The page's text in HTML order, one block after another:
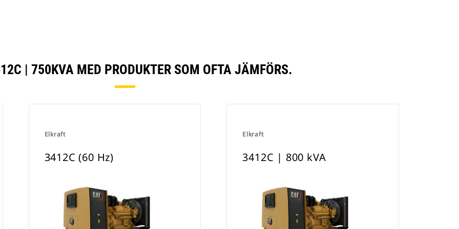
| 750KVA MED PRODUKTER SOM OFTA JÄMFÖRS.
Elkraft
3412C (60 Hz)
Elkraft
3412C | 800 kVA